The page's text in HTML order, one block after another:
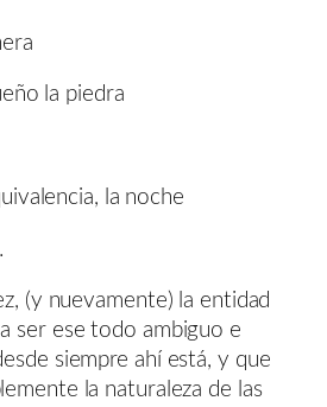
la piedra
la noche
(y nuevamente) la entidad
ser ese todo ambiguo e
siempre ahí está, y que
la naturaleza de las